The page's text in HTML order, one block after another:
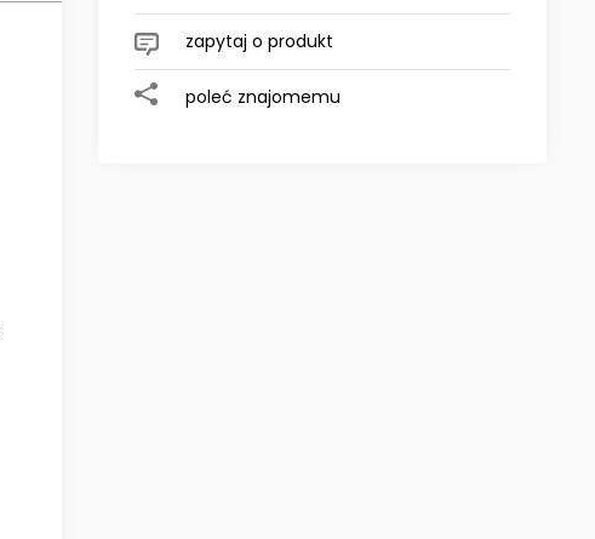
zapytaj o produkt
poleć znajomemu